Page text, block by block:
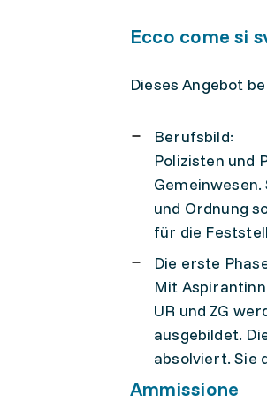
Ecco come si
Dieses Angebot
Berufsbild:
Polizisten und
und Ordnung
für die
Die erste
Mit
UR und ZG
ausgebildet.
absolviert. Sie
Ammissione